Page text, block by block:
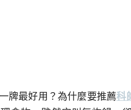
牌最好用？為什麼要推薦科